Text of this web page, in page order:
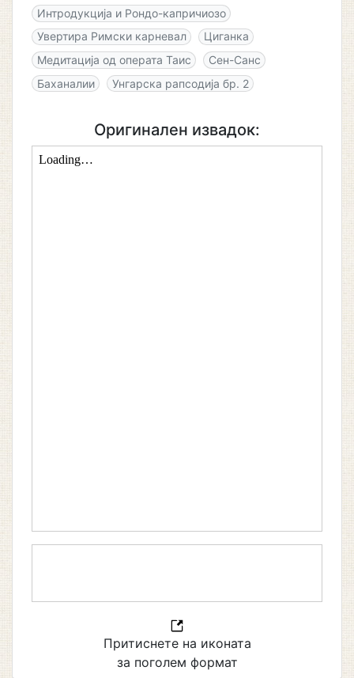
Интродукција и Рондо-капричиозо
Увертира Римски карневал
Циганка
Медитација од операта Таис
Сен-Санс
Баханалии
Унгарска рапсодија бр. 2
Оригинален извадок:
Притиснете на иконата
за поголем формат